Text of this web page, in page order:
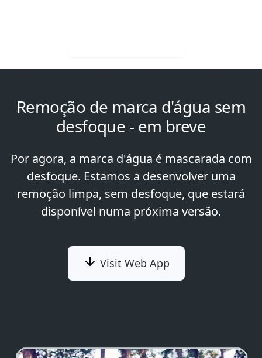
Remoção de marca d'água sem
desfoque - em breve
Por agora, a marca d'água é mascarada com
desfoque. Estamos a desenvolver uma
remoção limpa, sem desfoque, que estará
disponível numa próxima versão.
Visit Web App